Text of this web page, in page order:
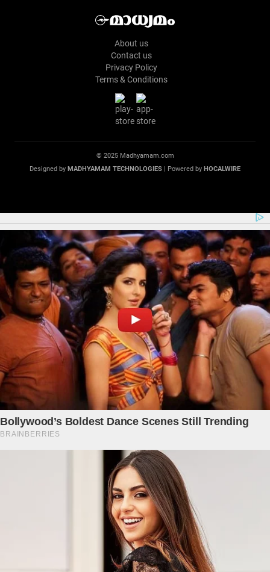
About us
Contact us
Privacy Policy
Terms & Conditions
© 2025 Madhyamam.com
Designed by MADHYAMAM TECHNOLOGIES | Powered by HOCALWIRE